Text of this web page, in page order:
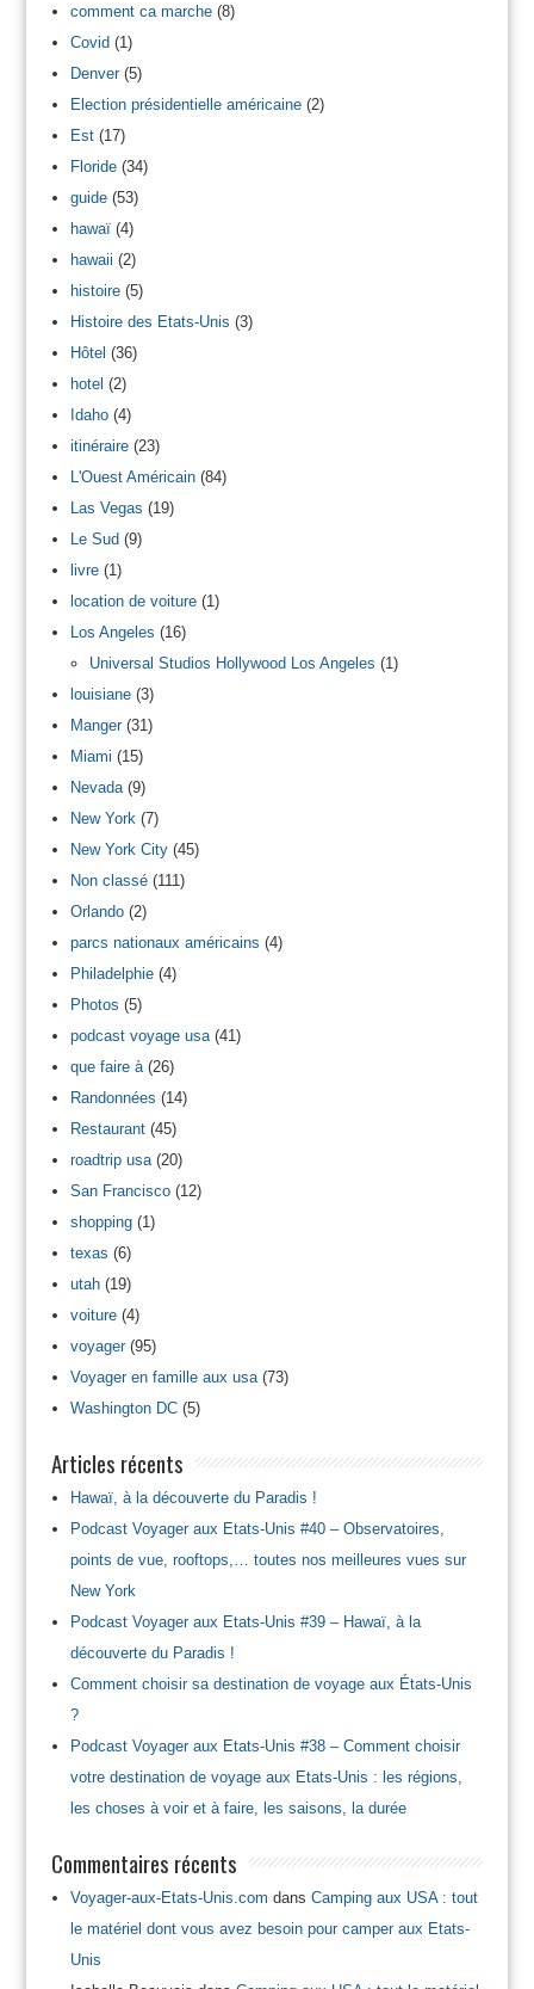
comment ca marche(8)
Covid(1)
Denver(5)
Election présidentielle américaine(2)
Est(17)
Floride(34)
guide(53)
hawaï(4)
hawaii (2)
histoire(5)
Histoire des Etats-Unis (3)
Hôtel (36)
hotel (2)
Idaho(4)
itinéraire(23)
L'Ouest Américain(84)
Las Vegas (19)
Le Sud(9)
livre(1)
location de voiture(1)
Los Angeles (16)
Universal Studios Hollywood Los Angeles (1)
louisiane(3)
Manger(31)
Miami (15)
Nevada(9)
New York (7)
New York City(45)
Non classé(111)
Orlando(2)
parcs nationaux américains (4)
Philadelphie(4)
Photos (5)
podcast voyage usa(41)
que faire à(26)
Randonnées (14)
Restaurant(45)
roadtrip usa(20)
San Francisco(12)
shopping(1)
texas (6)
utah(19)
voiture(4)
voyager(95)
Voyager en famille aux usa(73)
Washington DC(5)
Articles récents
Hawaï, à la découverte du Paradis !
Podcast Voyager aux Etats-Unis #40 – Observatoires,
points de vue, rooftops,… toutes nos meilleures vues sur
New York
Podcast Voyager aux Etats-Unis #39 – Hawaï, à la
découverte du Paradis !
Comment choisir sa destination de voyage aux États-Unis
?
Podcast Voyager aux Etats-Unis #38 – Comment choisir
votre destination de voyage aux Etats-Unis : les régions,
les choses à voir et à faire, les saisons, la durée
Commentaires récents
Voyager-aux-Etats-Unis.com dans Camping aux USA : tout
le matériel dont vous avez besoin pour camper aux Etats-
Unis